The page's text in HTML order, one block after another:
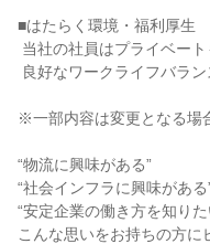
■はたらく環境・福利厚生
※一部内容は変更となる場
“物流に興味がある”
“社会インフラに興味がある
“安定企業の働き方を知りた
こんな思いをお持ちの方に